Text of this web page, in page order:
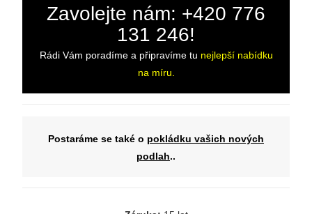
Zavolejte nám: +420 776
131 246!
Rádi Vám poradíme a připravíme tu nejlepší nabídku
na míru.
Postaráme se také o pokládku vašich nových
podlah..